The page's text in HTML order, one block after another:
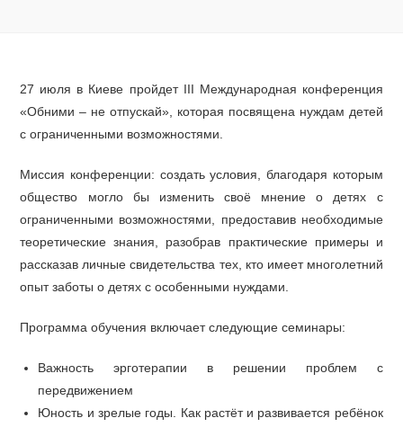
27 июля в Киеве пройдет III Международная конференция
«Обними – не отпускай», которая посвящена нуждам детей
с ограниченными возможностями.
Миссия конференции: создать условия, благодаря которым
общество могло бы изменить своё мнение о детях с
ограниченными возможностями, предоставив необходимые
теоретические знания, разобрав практические примеры и
рассказав личные свидетельства тех, кто имеет многолетний
опыт заботы о детях с особенными нуждами.
Программа обучения включает следующие семинары:
Важность эрготерапии в решении проблем с
передвижением
Юность и зрелые годы. Как растёт и развивается ребёнок